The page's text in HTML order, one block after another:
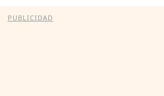
PUBLICIDAD